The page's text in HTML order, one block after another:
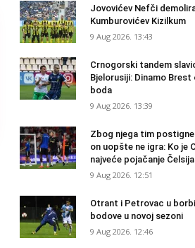
Jovovićev Nefči
Kumburovićev Kizilkum
9 Aug 2026. 13:43
Crnogorski tandem
Bjelorusiji: Dinamo
boda
9 Aug 2026. 13:39
Zbog njega tim postigne
on uopšte ne igra: Ko je
najveće pojačanje
9 Aug 2026. 12:51
Otrant i Petrovac u
bodove u novoj sezoni
9 Aug 2026. 12:46